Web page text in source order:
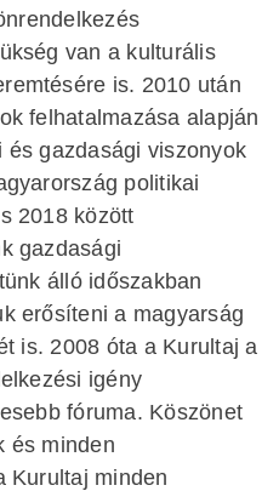
van a kulturális
is. 2010 után
felhatalmazása alapján
gazdasági viszonyok
politikai
2018 között
gazdasági
álló időszakban
erősíteni a magyarság
is. 2008 óta a Kurultaj a
igény
fóruma. Köszönet
és minden
Kurultaj minden